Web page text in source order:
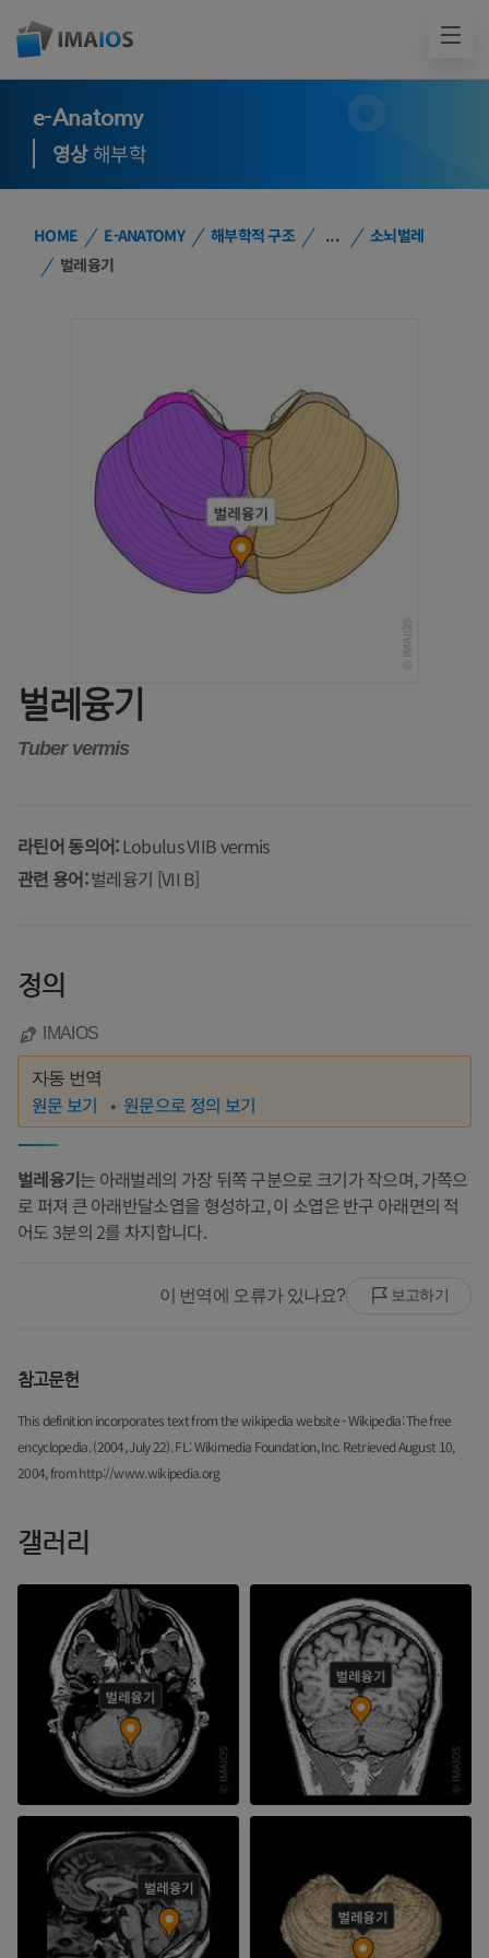
e-Anatomy
영상해부학
HOME E-ANATOMY 해부학적 구조 ...
소뇌벌레
벌레융기
벌레융기
Tuber vermis
라틴어 동의어:Lobulus VIIB vermis
관련 용어:벌레융기 [VII B]
정의
IMAIOS
자동 번역
원문 보기 원문으로 정의 보기
벌레융기는 아래벌레의 가장 뒤쪽 구분으로 크기가 작으며, 가쪽으
로 퍼져 큰 아래반달소엽을 형성하고, 이 소엽은 반구 아래면의 적
어도 3분의 2를 차지합니다.
이 번역에 오류가 있나요? 보고하기
참고문헌
This definition incorporates text from the wikipedia website - Wikipedia: The free
encyclopedia. (2004, July 22). FL: Wikimedia Foundation, Inc. Retrieved August 10,
2004, from http://www.wikipedia.org
갤러리